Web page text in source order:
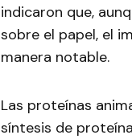
indicaron que,
sobre el papel, el
manera notable.
Las proteínas
síntesis de